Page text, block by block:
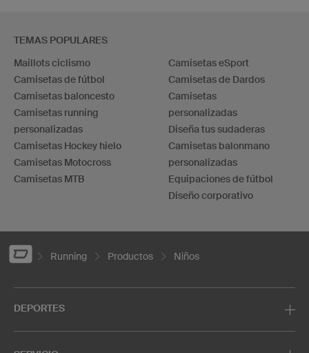
TEMAS POPULARES
Maillots ciclismo
Camisetas de fútbol
Camisetas baloncesto
Camisetas running
personalizadas
Camisetas Hockey hielo
Camisetas Motocross
Camisetas MTB
Camisetas eSport
Camisetas de Dardos
Camisetas
personalizadas
Diseña tus sudaderas
Camisetas balonmano
personalizadas
Equipaciones de fútbol
Diseño corporativo
Running Productos Niños
DEPORTES